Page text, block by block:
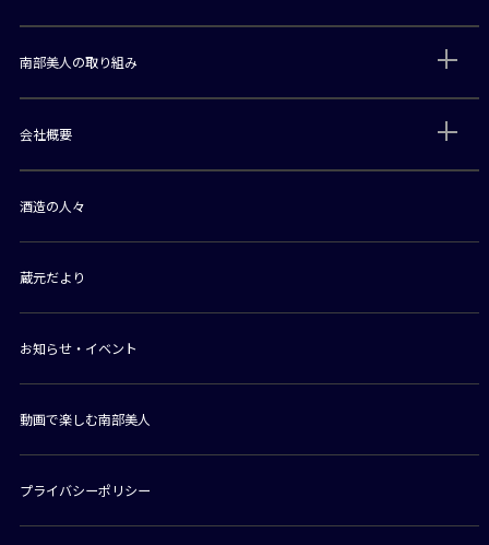
南部美人の取り組み
会社概要
酒造の人々
蔵元だより
お知らせ・イベント
動画で楽しむ南部美人
プライバシーポリシー